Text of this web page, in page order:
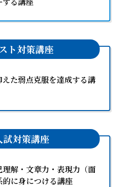
ト対策講座
た弱点克服を達成する講
試対策講座
解・文章力・表現力（面
に身につける講座